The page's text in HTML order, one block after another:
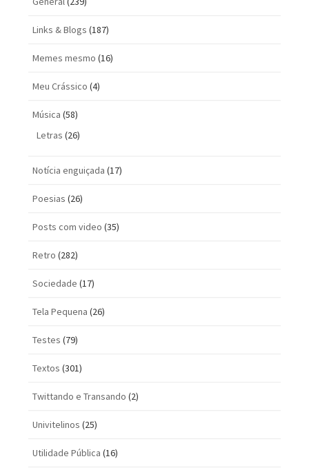
Links & Blogs (187)
Memes mesmo (16)
Meu Crássico (4)
Música (58)
Letras (26)
Notícia enguiçada (17)
Poesias (26)
Posts com vi­deo (35)
Retro (282)
Sociedade (17)
Tela Pequena (26)
Testes (79)
Textos (301)
Twittando e Transando (2)
Univitelinos (25)
Utilidade Pública (16)